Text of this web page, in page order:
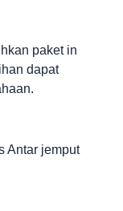
paket in
dapat
Antar jemput